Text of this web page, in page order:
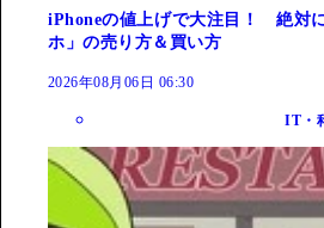
iPhoneの値上げで大注目！ 絶対
ホ」の売り方＆買い方
2026年08月06日 06:30
IT・